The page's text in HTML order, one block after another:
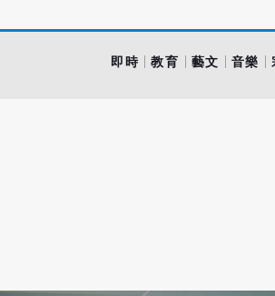
即時 教育 藝文 音樂